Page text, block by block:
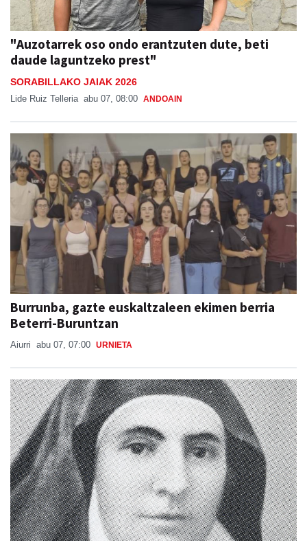
"Auzotarrek oso ondo erantzuten dute, beti
daude laguntzeko prest"
SORABILLAKO JAIAK 2026
Lide Ruiz Telleria abu 07, 08:00 ANDOAIN
Burrunba, gazte euskaltzaleen ekimen berria
Beterri-Buruntzan
Aiurri abu 07, 07:00 URNIETA